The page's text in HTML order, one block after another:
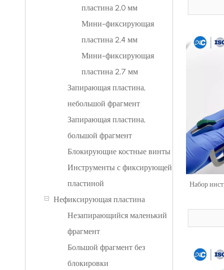
пластина 2,0 мм
Мини-фиксирующая
пластина 2,4 мм
Мини-фиксирующая
пластина 2,7 мм
Запирающая пластина,
небольшой фрагмент
Запирающая пластина,
большой фрагмент
Блокирующие костные винты
Инструменты с фиксирующей
пластиной
Нефиксирующая пластина
Незапирающийся маленький
фрагмент
Большой фрагмент без
блокировки
Набор